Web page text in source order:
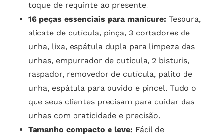
toque de requinte ao presente.
16 peças essenciais para manicure: Tesoura,
alicate de cutícula, pinça, 3 cortadores de
unha, lixa, espátula dupla para limpeza das
unhas, empurrador de cutícula, 2 bisturis,
raspador, removedor de cutícula, palito de
unha, espátula para ouvido e pincel. Tudo o
que seus clientes precisam para cuidar das
unhas com praticidade e precisão.
Tamanho compacto e leve: Fácil de